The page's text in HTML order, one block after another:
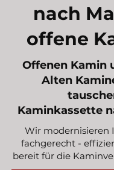
nach
offene
Offenen Kamin
Alten
Kaminkassette
Wir modernisieren
fachgerecht -
bereit für die